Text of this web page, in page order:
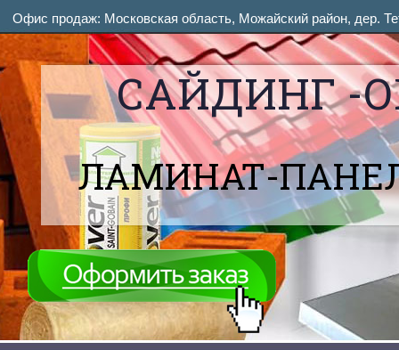
САЙДИНГ -
ЛАМИНАТ-
Офис продаж: Московская область, Можайский район, дер.